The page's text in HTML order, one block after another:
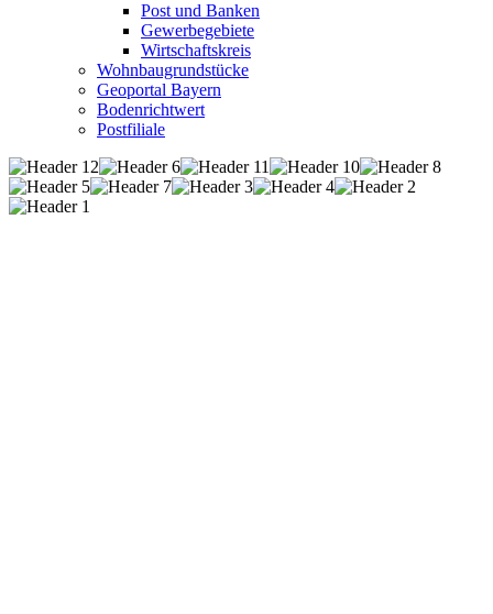
Post und Banken
Gewerbegebiete
Wirtschaftskreis
Wohnbaugrundstücke
Geoportal Bayern
Bodenrichtwert
Postfiliale